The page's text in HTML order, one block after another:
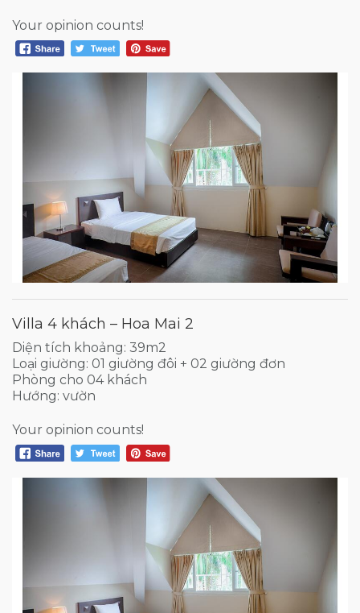
Your opinion counts!
Villa 4 khách – Hoa Mai 2
Diện tích khoảng: 39m2
Loại giường: 01 giường đôi + 02 giường đơn
Phòng cho 04 khách
Hướng: vườn
Your opinion counts!